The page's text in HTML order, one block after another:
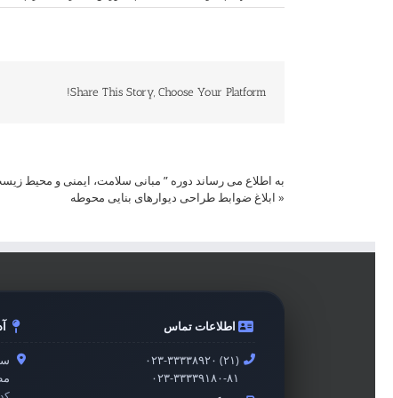
Share This Story, Choose Your Platform!
به اطلاع می رساند دوره ” مبانی سلامت، ایمنی و محیط
« ابلاغ ضوابط طراحی دیوارهای بنایی محوطه
اطلاعات تماس
۰۲۳-۳۳۳۳۸۹۲۰ (۲۱)
۰۲۳-۳۳۳۳۹۱۸۰-۸۱